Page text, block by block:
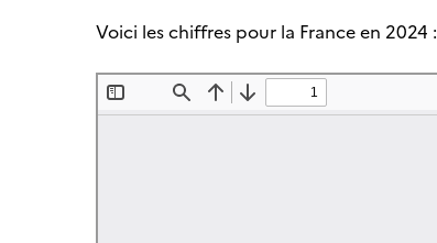
Voici les chiffres pour la France en 2024 :